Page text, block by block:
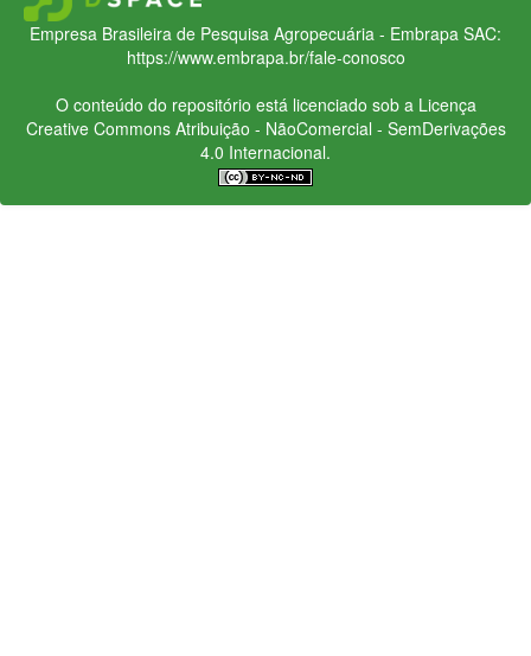
Empresa Brasileira de Pesquisa Agropecuária - Embrapa SAC:
https://www.embrapa.br/fale-conosco
O conteúdo do repositório está licenciado sob a Licença
Creative CommonsAtribuição - NãoComercial - SemDerivações
4.0 Internacional.